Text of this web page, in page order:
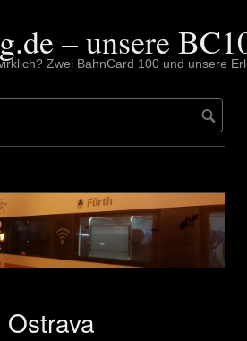
– unsere
Zwei BahnCard 100 und unsere
Ostrava